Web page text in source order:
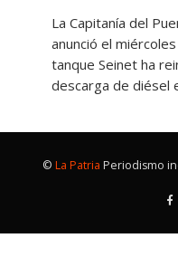
La Capitanía del
anunció el
tanque Seinet ha
descarga de diésel
© La Patria Periodismo